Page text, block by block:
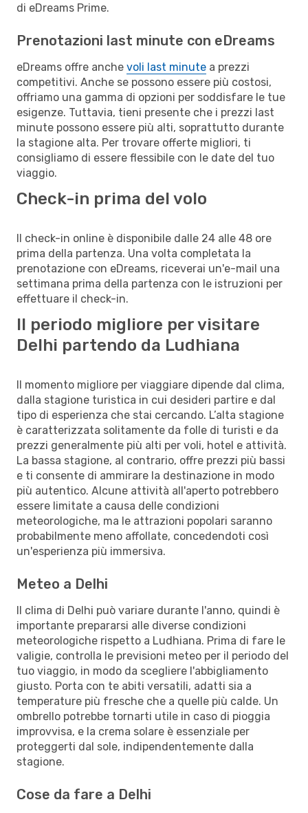
di eDreams Prime.
Prenotazioni last minute con eDreams
eDreams offre anche voli last minute a prezzi
competitivi. Anche se possono essere più costosi,
offriamo una gamma di opzioni per soddisfare le tue
esigenze. Tuttavia, tieni presente che i prezzi last
minute possono essere più alti, soprattutto durante
la stagione alta. Per trovare offerte migliori, ti
consigliamo di essere flessibile con le date del tuo
viaggio.
Check-in prima del volo
Il check-in online è disponibile dalle 24 alle 48 ore
prima della partenza. Una volta completata la
prenotazione con eDreams, riceverai un'e-mail una
settimana prima della partenza con le istruzioni per
effettuare il check-in.
Il periodo migliore per visitare
Delhi partendo da Ludhiana
Il momento migliore per viaggiare dipende dal clima,
dalla stagione turistica in cui desideri partire e dal
tipo di esperienza che stai cercando. L’alta stagione
è caratterizzata solitamente da folle di turisti e da
prezzi generalmente più alti per voli, hotel e attività.
La bassa stagione, al contrario, offre prezzi più bassi
e ti consente di ammirare la destinazione in modo
più autentico. Alcune attività all'aperto potrebbero
essere limitate a causa delle condizioni
meteorologiche, ma le attrazioni popolari saranno
probabilmente meno affollate, concedendoti così
un'esperienza più immersiva.
Meteo a Delhi
Il clima di Delhi può variare durante l'anno, quindi è
importante prepararsi alle diverse condizioni
meteorologiche rispetto a Ludhiana. Prima di fare le
valigie, controlla le previsioni meteo per il periodo del
tuo viaggio, in modo da scegliere l'abbigliamento
giusto. Porta con te abiti versatili, adatti sia a
temperature più fresche che a quelle più calde. Un
ombrello potrebbe tornarti utile in caso di pioggia
improvvisa, e la crema solare è essenziale per
proteggerti dal sole, indipendentemente dalla
stagione.
Cose da fare a Delhi